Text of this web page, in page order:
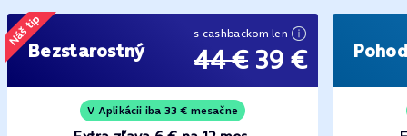
Náš tip
Bezstarostný
s cashbackom len
44 € 39 €
V Aplikácii iba 33 € mesačne